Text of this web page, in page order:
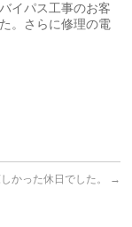
イパス工事のお客
。さらに修理の電
かった休日でした。 →